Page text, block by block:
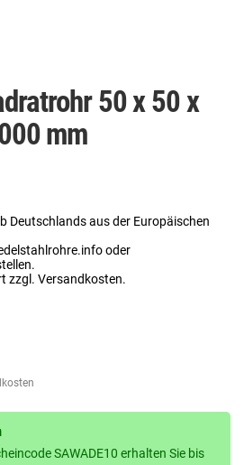
50 x 50 x
mm
Deutschlands aus der Europäischen
oder
zzgl. Versandkosten.
SAWADE10 erhalten Sie bis